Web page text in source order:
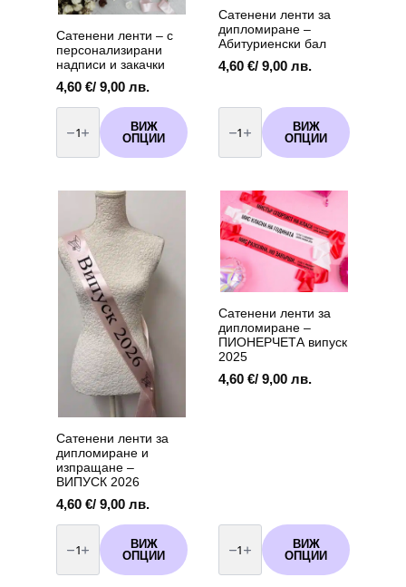
Сатенени ленти – с
персонализирани
надписи и закачки
4,60 €/ 9,00 лв.
количество
Сатенени
-
надписи
закачки
ВИЖ
ОПЦИИ
Сатенени ленти за
дипломиране –
Абитуриенски бал
4,60 €/ 9,00 лв.
количество
Сатенени
за
Абитуриенски
бал
ВИЖ
ОПЦИИ
Сатенени ленти за
дипломиране и
изпращане –
ВИПУСК 2026
4,60 €/ 9,00 лв.
количество
Сатенени
за
ВИЖ
ОПЦИИ
Сатенени ленти за
дипломиране –
ПИОНЕРЧЕТА випуск
2025
4,60 €/ 9,00 лв.
количество
Сатенени
за
ВИЖ
ОПЦИИ